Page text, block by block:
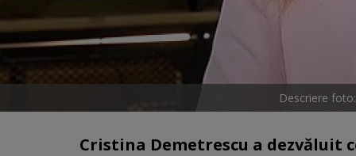
Descriere
Cristina Demetrescu a dezvăluit